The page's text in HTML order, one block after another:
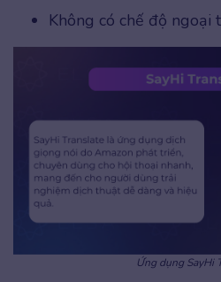
Không có chế độ ngoại
Ứng dụng SayHi